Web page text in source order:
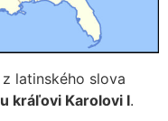
latinského slova
kráľovi Karolovi I.